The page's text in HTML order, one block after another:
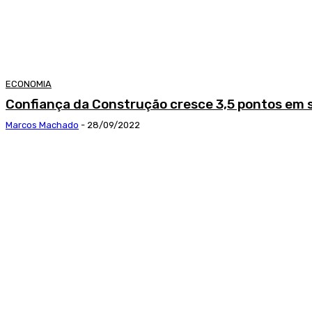
ECONOMIA
Confiança da Construção cresce 3,5 pontos em
Marcos Machado - 28/09/2022